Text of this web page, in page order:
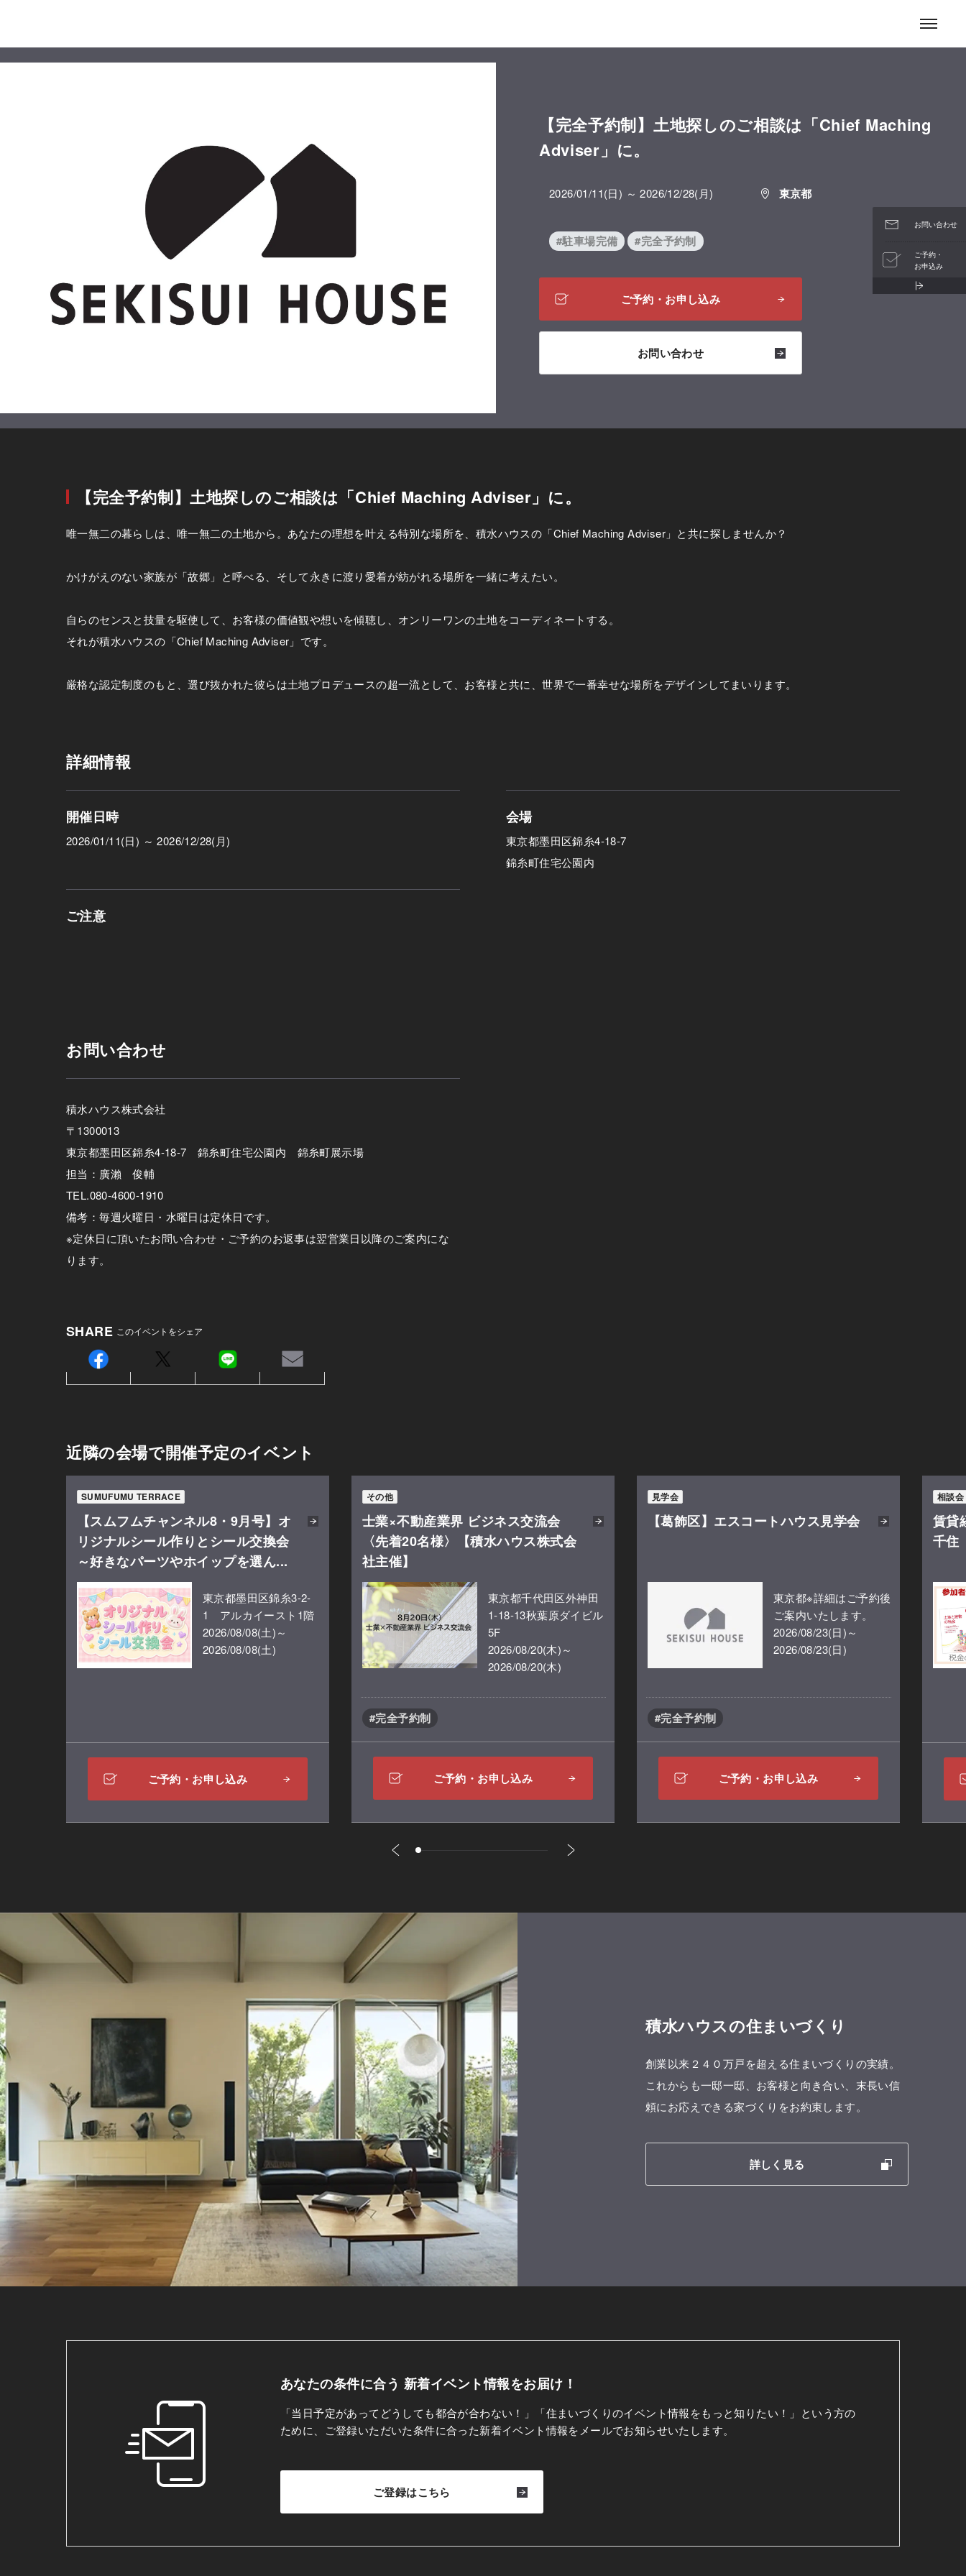
【完全予約制】土地探しのご相談は「Chief Maching
Adviser」に。
2026/01/11(日) ～ 2026/12/28(月) 東京都
#駐車場完備 #完全予約制
ご予約・お申し込み
お問い合わせ
【完全予約制】土地探しのご相談は「Chief Maching Adviser」に。
唯一無二の暮らしは、唯一無二の土地から。あなたの理想を叶える特別な場所を、積水ハウスの「Chief Maching Adviser」と共に探しませんか？
かけがえのない家族が「故郷」と呼べる、そして永きに渡り愛着が紡がれる場所を一緒に考えたい。
自らのセンスと技量を駆使して、お客様の価値観や想いを傾聴し、オンリーワンの土地をコーディネートする。
それが積水ハウスの「Chief Maching Adviser」です。
厳格な認定制度のもと、選び抜かれた彼らは土地プロデュースの超一流として、お客様と共に、世界で一番幸せな場所をデザインしてまいります。
詳細情報
開催日時
2026/01/11(日) ～ 2026/12/28(月)
会場
東京都墨田区錦糸4-18-7
錦糸町住宅公園内
ご注意
お問い合わせ
積水ハウス株式会社
〒1300013
東京都墨田区錦糸4-18-7 錦糸町住宅公園内 錦糸町展示場
担当：廣瀨 俊輔
TEL.080-4600-1910
備考：毎週火曜日・水曜日は定休日です。
※定休日に頂いたお問い合わせ・ご予約のお返事は翌営業日以降のご案内にな
ります。
SHARE このイベントをシェア
近隣の会場で開催予定のイベント
【スムフムチャンネル8・9月号】オ
リジナルシール作りとシール交換会
～好きなパーツやホイップを選ん...
SUMUFUMU TERRACE
東京都墨田区錦糸3-2-
1 アルカイースト1階
2026/08/08(土)～
2026/08/08(土)
ご予約・お申し込み
士業×不動産業界 ビジネス交流会
〈先着20名様〉【積水ハウス株式会
社主催】
その他
東京都千代田区外神田
1-18-13秋葉原ダイビル
5F
2026/08/20(木)～
2026/08/20(木)
#完全予約制
ご予約・お申し込み
【葛飾区】エスコートハウス見学会
見学会
東京都※詳細はご予約後
ご案内いたします。
2026/08/23(日)～
2026/08/23(日)
#完全予約制
ご予約・お申し込み
賃貸
千住
相談会
積水ハウスの住まいづくり
創業以来２４０万戸を超える住まいづくりの実績。
これからも一邸一邸、お客様と向き合い、末長い信
頼にお応えできる家づくりをお約束します。
詳しく見る
あなたの条件に合う 新着イベント情報をお届け！
「当日予定があってどうしても都合が合わない！」「住まいづくりのイベント情報をもっと知りたい！」という方の
ために、ご登録いただいた条件に合った新着イベント情報をメールでお知らせいたします。
ご登録はこちら
お問い合わせ
ご予約・
お申込み